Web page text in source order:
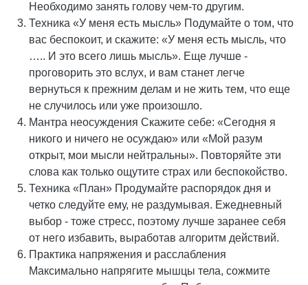
Необходимо занять голову чем-то другим.
Техника «У меня есть мысль» Подумайте о том, что
вас беспокоит, и скажите: «У меня есть мысль, что
….. И это всего лишь мысль». Еще лучше -
проговорить это вслух, и вам станет легче
вернуться к прежним делам и не жить тем, что еще
не случилось или уже произошло.
Мантра неосуждения Скажите себе: «Сегодня я
никого и ничего не осуждаю» или «Мой разум
открыт, мои мысли нейтральны». Повторяйте эти
слова как только ощутите страх или беспокойство.
Техника «План» Продумайте распорядок дня и
четко следуйте ему, не раздумывая. Ежедневный
выбор - тоже стресс, поэтому лучше заранее себя
от него избавить, выработав алгоритм действий.
Практика напряжения и расслабления
Максимально напрягите мышцы тела, сожмите